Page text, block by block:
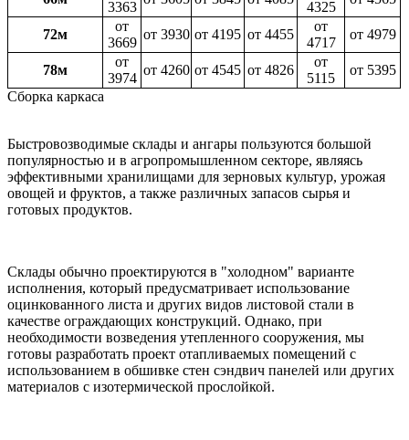
3363
4325
72м
от
3669
от 3930 от 4195 от 4455
от
4717
от 4979
78м
от
3974
от 4260 от 4545 от 4826
от
5115
от 5395
Сборка каркаса
Быстровозводимые склады и ангары пользуются большой
популярностью и в агропромышленном секторе, являясь
эффективными хранилищами для зерновых культур, урожая
овощей и фруктов, а также различных запасов сырья и
готовых продуктов.
Склады обычно проектируются в "холодном" варианте
исполнения, который предусматривает использование
оцинкованного листа и других видов листовой стали в
качестве ограждающих конструкций. Однако, при
необходимости возведения утепленного сооружения, мы
готовы разработать проект отапливаемых помещений с
использованием в обшивке стен сэндвич панелей или других
материалов с изотермической прослойкой.